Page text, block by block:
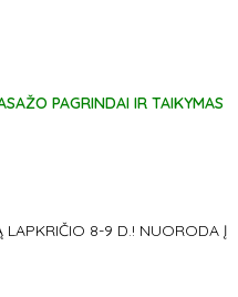
PAGRINDAI IR TAIKYMAS
LAPKRIČIO 8-9 D.! NUORODA Į